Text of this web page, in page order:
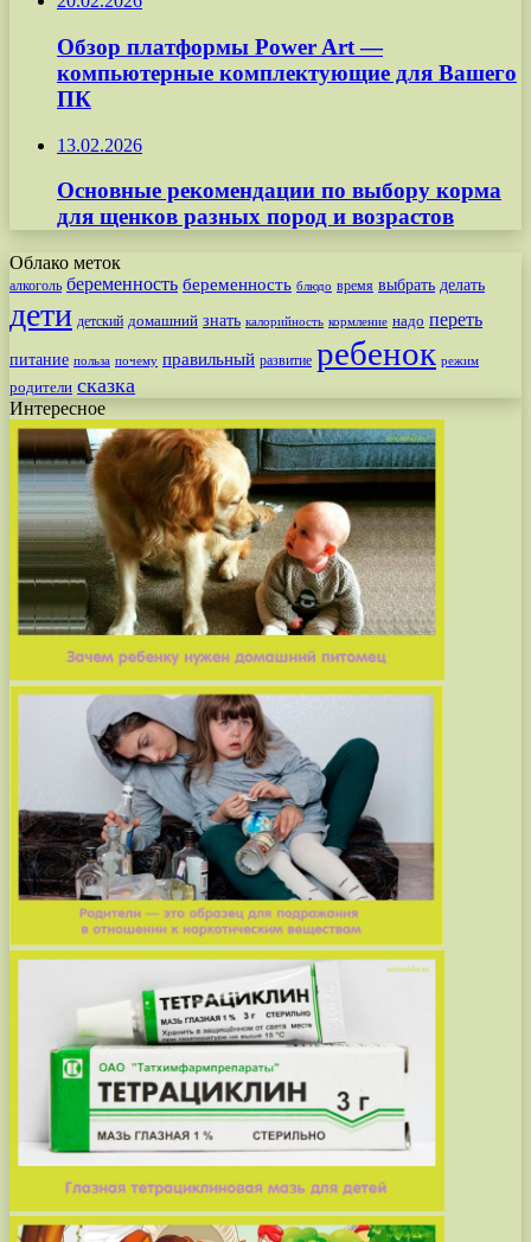
Обзор платформы Power Art —
компьютерные комплектующие для Вашего
ПК
13.02.2026
Основные рекомендации по выбору корма
для щенков разных пород и возрастов
Облако меток
алкоголь беременность беременность блюдо время выбрать делать
дети детский домашний знать калорийность кормление надо переть
питание польза почему правильный развитие ребенок режим
родители сказка
Интересное